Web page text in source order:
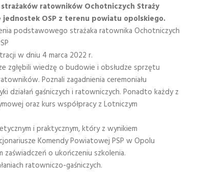
ratowników Ochotniczych Straży
OSP z terenu powiatu opolskiego.
podstawowego strażaka ratownika Ochotniczych
w dniu 4 marca 2022 r.
zgłębili wiedzę o budowie i obsłudze sprzętu
Poznali zagadnienia ceremoniału
działań gaśniczych i ratowniczych. Ponadto każdy z
oraz kurs współpracy z Lotniczym
i praktycznym, który z wynikiem
Komendy Powiatowej PSP w Opolu
o ukończeniu szkolenia.
ratowniczo-gaśniczych.